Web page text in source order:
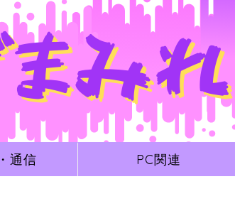
通信 PC関連